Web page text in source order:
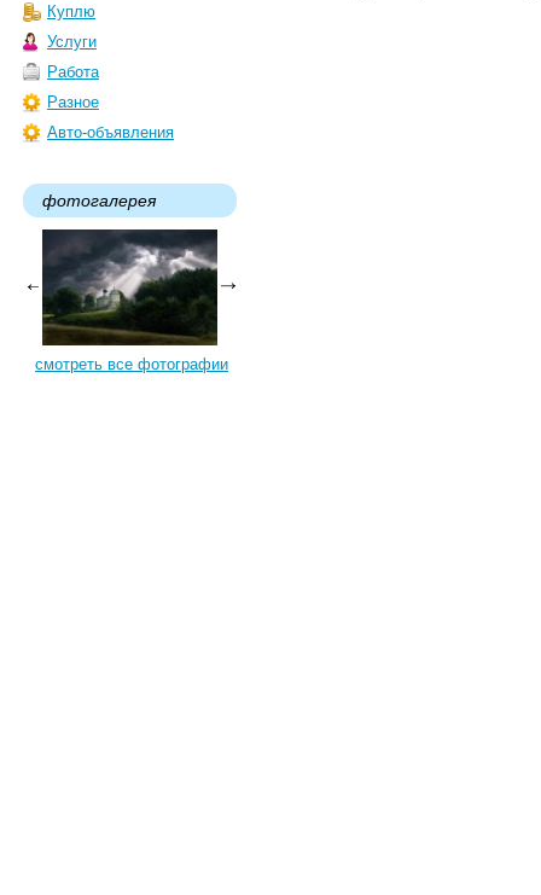
Куплю
Услуги
Работа
Разное
Авто-объявления
фотогалерея
смотреть все фотографии